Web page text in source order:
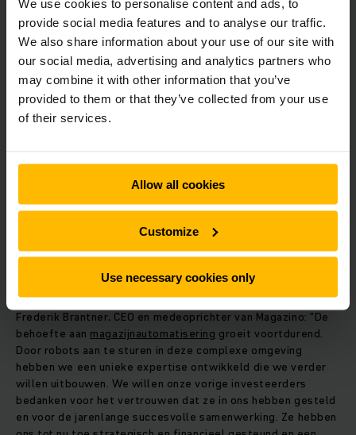
We use cookies to personalise content and ads, to
provide social media features and to analyse our traffic.
We also share information about your use of our site with
our social media, advertising and analytics partners who
may combine it with other information that you’ve
provided to them or that they’ve collected from your use
of their services.
Allow all cookies
Customize
Use necessary cookies only
Magazino blijft behouden en het bedrijf blijft samenwerken
met externe integratiepartners en klanten.
"We werken al een paar jaar nauw samen met Magazino, we
zijn op elkaar ingespeeld en communiceren goed. De chemie
is gewoon goed. Nu nemen we de volgende logische stap in
onze samenwerking en nemen we Magazino volledig over",
zeer goed management en topexperts in de markt. Het heeft
uitstekende softwarecompetenties en heeft oplossingen
ontwikkeld die het potentieel hebben om de toekomst van
Jungheinrich zullen we deze competenties benutten om
samen de verdere ontwikkeling van innovatieve
automatiserings- en roboticaoplossingen te stimuleren."
Frederik Brantner, CEO en medeoprichter van Magazino: "De
behoefte aan magazijnautomatisering groeit voortdurend.
Door robots aan te sturen in deze complexe omgeving
hebben we een unieke expertise ontwikkeld die we verder
willen uitbouwen. We willen onze vorige investeerders
bedanken voor het vertrouwen dat ze in ons hebben gesteld
en voor de jarenlange succesvolle samenwerking. Ze hebben